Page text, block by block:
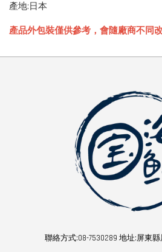
產地:日本
產品外包裝僅供參考，會隨廠商不同
聯絡方式:08-7530289 地址:屏東